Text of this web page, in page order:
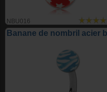
NBU016
Banane de nombril acier